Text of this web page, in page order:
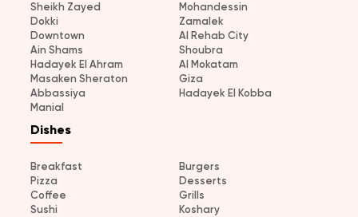
Sheikh Zayed
Mohandessin
Dokki
Zamalek
Downtown
Al Rehab City
Ain Shams
Shoubra
Hadayek El Ahram
Al Mokatam
Masaken Sheraton
Giza
Abbassiya
Hadayek El Kobba
Manial
Dishes
Breakfast
Burgers
Pizza
Desserts
Coffee
Grills
Sushi
Koshary